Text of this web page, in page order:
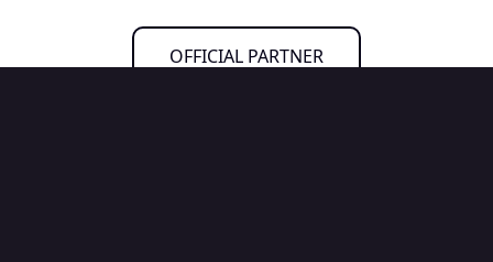
OFFICIAL PARTNER